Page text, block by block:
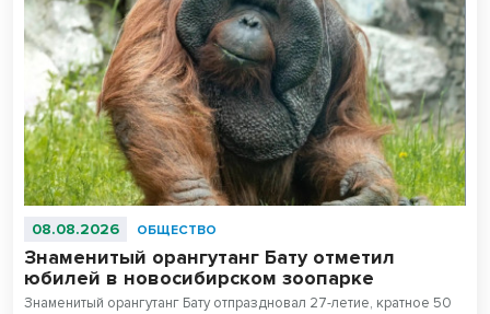
08.08.2026 ОБЩЕСТВО
Знаменитый орангутанг Бату отметил
юбилей в новосибирском зоопарке
Знаменитый орангутанг Бату отпраздновал 27-летие, кратное 50